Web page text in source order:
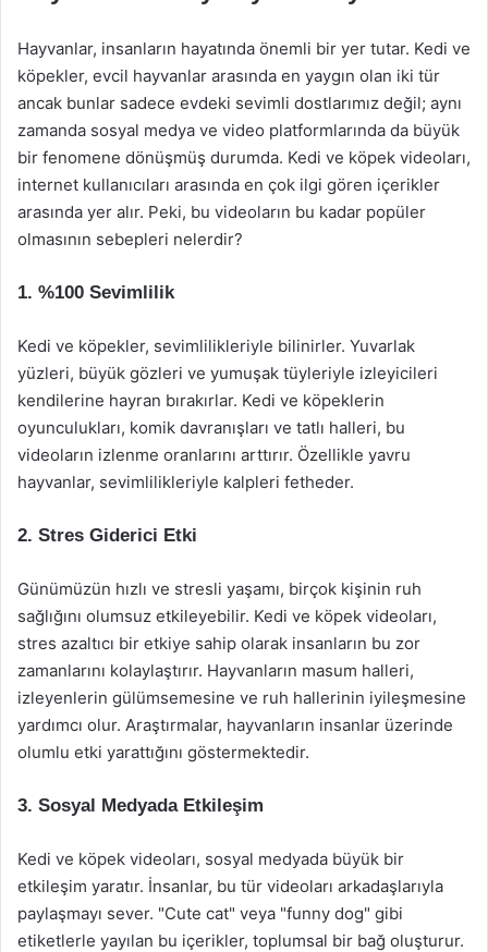
Hayvanlar, insanların hayatında önemli bir yer tutar. Kedi ve
köpekler, evcil hayvanlar arasında en yaygın olan iki tür
ancak bunlar sadece evdeki sevimli dostlarımız değil; aynı
zamanda sosyal medya ve video platformlarında da büyük
bir fenomene dönüşmüş durumda. Kedi ve köpek videoları,
internet kullanıcıları arasında en çok ilgi gören içerikler
arasında yer alır. Peki, bu videoların bu kadar popüler
olmasının sebepleri nelerdir?
1. %100 Sevimlilik
Kedi ve köpekler, sevimlilikleriyle bilinirler. Yuvarlak
yüzleri, büyük gözleri ve yumuşak tüyleriyle izleyicileri
kendilerine hayran bırakırlar. Kedi ve köpeklerin
oyunculukları, komik davranışları ve tatlı halleri, bu
videoların izlenme oranlarını arttırır. Özellikle yavru
hayvanlar, sevimlilikleriyle kalpleri fetheder.
2. Stres Giderici Etki
Günümüzün hızlı ve stresli yaşamı, birçok kişinin ruh
sağlığını olumsuz etkileyebilir. Kedi ve köpek videoları,
stres azaltıcı bir etkiye sahip olarak insanların bu zor
zamanlarını kolaylaştırır. Hayvanların masum halleri,
izleyenlerin gülümsemesine ve ruh hallerinin iyileşmesine
yardımcı olur. Araştırmalar, hayvanların insanlar üzerinde
olumlu etki yarattığını göstermektedir.
3. Sosyal Medyada Etkileşim
Kedi ve köpek videoları, sosyal medyada büyük bir
etkileşim yaratır. İnsanlar, bu tür videoları arkadaşlarıyla
paylaşmayı sever. "Cute cat" veya "funny dog" gibi
etiketlerle yayılan bu içerikler, toplumsal bir bağ oluşturur.